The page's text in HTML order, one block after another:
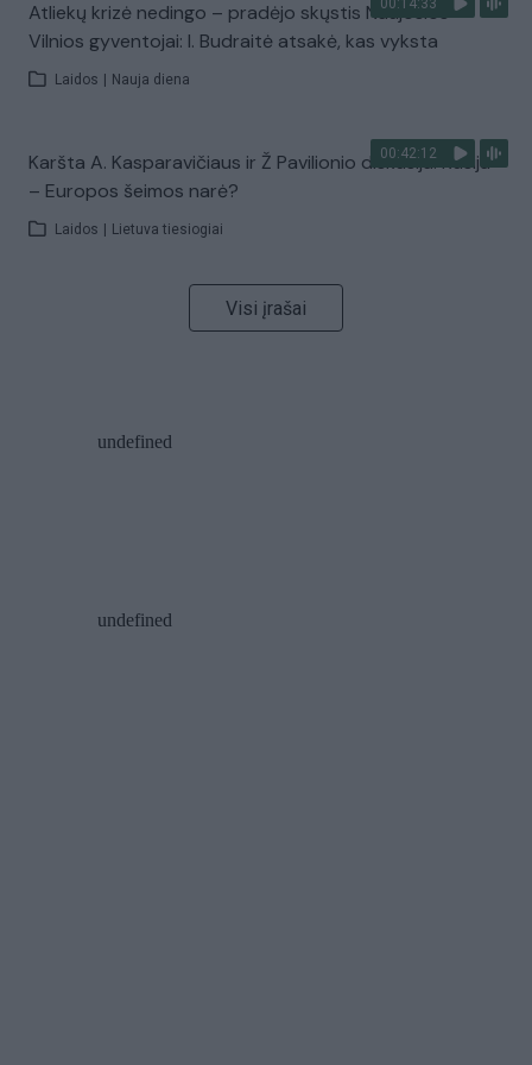
00:14:33
Atliekų krizė nedingo – pradėjo skųstis Naujosios
Vilnios gyventojai: I. Budraitė atsakė, kas vyksta
Laidos Nauja diena
00:42:12
Karšta A. Kasparavičiaus ir Ž Pavilionio diskusija: Rusija
– Europos šeimos narė?
Laidos Lietuva tiesiogiai
Visi įrašai